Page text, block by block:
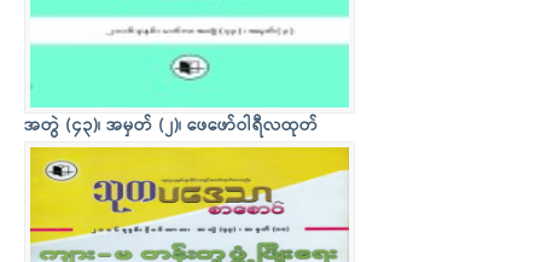
အတွဲ (၄၃)၊ အမှတ် (၂)၊ ဖေဖော်ဝါရီလထုတ်